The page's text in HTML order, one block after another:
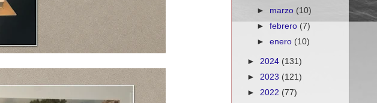
► marzo (10)
►febrero (7)
►enero (10)
► 2024 (131)
► 2023 (121)
► 2022 (77)